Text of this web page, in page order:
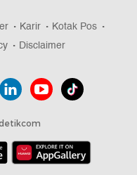
Karir
Kotak Pos
Disclaimer